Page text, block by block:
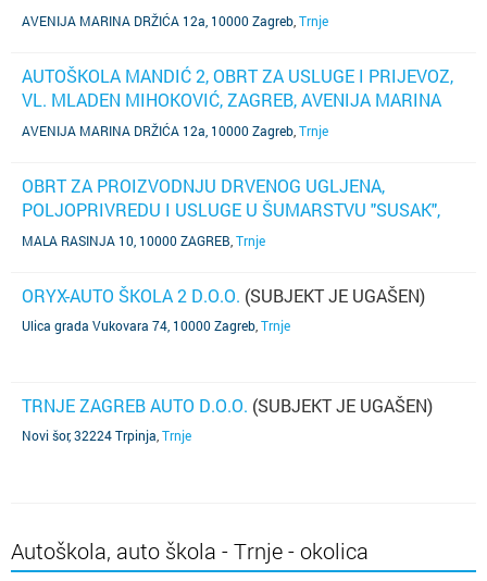
DRŽIĆA 12A
AVENIJA MARINA DRŽIĆA 12a, 10000 Zagreb Trnje
AUTOŠKOLA MANDIĆ 2, OBRT ZA USLUGE I PRIJEVOZ,
VL. MLADEN MIHOKOVIĆ, ZAGREB, AVENIJA MARINA
DRŽIĆA 12A
AVENIJA MARINA DRŽIĆA 12a, 10000 Zagreb Trnje
OBRT ZA PROIZVODNJU DRVENOG UGLJENA,
POLJOPRIVREDU I USLUGE U ŠUMARSTVU "SUSAK",
SAMIR SUSAK, RASINJA, MALA RASINJA 10
MALA RASINJA 10, 10000 ZAGREB Trnje
ORYX-AUTO ŠKOLA 2 D.O.O. (SUBJEKT JE UGAŠEN)
Ulica grada Vukovara 74, 10000 Zagreb Trnje
TRNJE ZAGREB AUTO D.O.O. (SUBJEKT JE UGAŠEN)
Novi šor, 32224 Trpinja Trnje
Autoškola, auto škola - Trnje - okolica